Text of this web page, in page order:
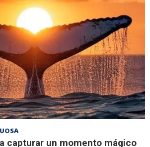
capturar un momento mágico